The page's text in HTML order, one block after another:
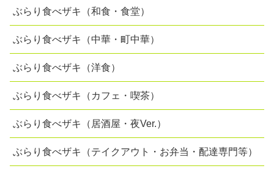
ぶらり食べザキ（和食・食堂）
ぶらり食べザキ（中華・町中華）
ぶらり食べザキ（洋食）
ぶらり食べザキ（カフェ・喫茶）
ぶらり食べザキ（居酒屋・夜Ver.）
ぶらり食べザキ（テイクアウト・お弁当・配達専門等）